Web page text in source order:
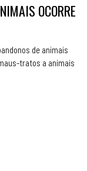
OCORRE
de animais
tratos a animais